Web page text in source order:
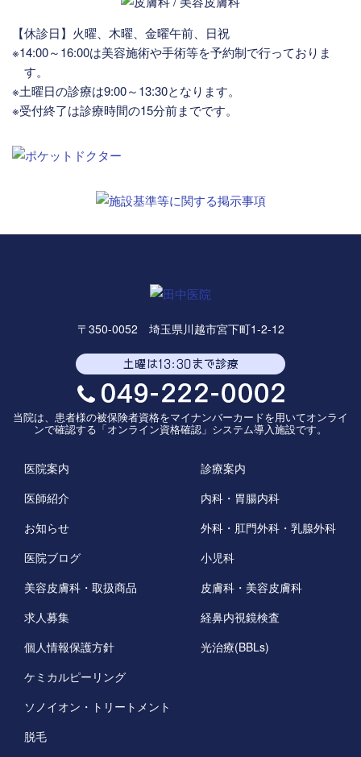
【休診日】火曜、木曜、金曜午前、日祝
※14:00～16:00は美容施術や手術等を予約制で行っておりま
す。
※土曜日の診療は9:00～13:30となります。
※受付終了は診療時間の15分前までです。
〒350-0052 埼玉県川越市宮下町1-2-12
当院は、患者様の被保険者資格をマイナンバーカードを用いてオンライ
ンで確認する「オンライン資格確認」システム導入施設です。
医院案内
医師紹介
お知らせ
医院ブログ
美容皮膚科・取扱商品
求人募集
個人情報保護方針
診療案内
内科・胃腸内科
外科・肛門外科・乳腺外科
小児科
皮膚科・美容皮膚科
経鼻内視鏡検査
光治療(BBLs)
ケミカルピーリング
ソノイオン・トリートメント
脱毛